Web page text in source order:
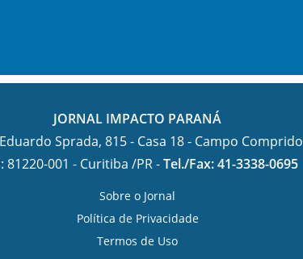
JORNAL IMPACTO PARANÁ
Sprada, 815 - Casa 18 - Campo Comprido
81220-001 - Curitiba /PR -Tel./Fax: 41-3338-0695
Sobre o Jornal
Política de Privacidade
Termos de Uso